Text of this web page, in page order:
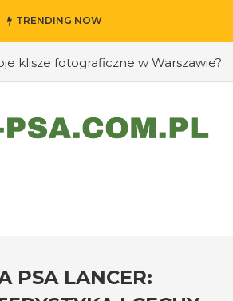
TRENDING NOW
fotograficzne w Warszawie?
PSA LANCER: